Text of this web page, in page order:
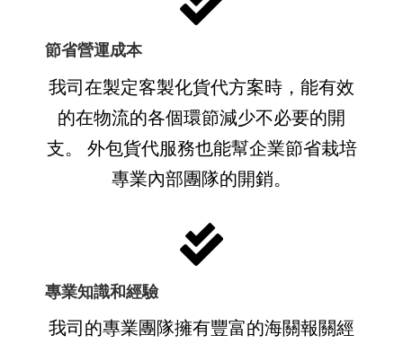
節省營運成本
我司在製定客製化貨代方案時，能有效
的在物流的各個環節減少不必要的開
支。 外包貨代服務也能幫企業節省栽培
專業內部團隊的開銷。
專業知識和經驗
我司的專業團隊擁有豐富的海關報關經